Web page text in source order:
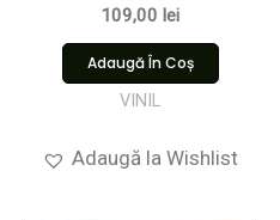
109,00 lei
Adaugă În Coș
VINIL
Adaugă la Wishlist